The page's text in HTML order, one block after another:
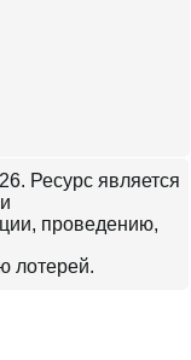
Ресурс является
проведению,
лотерей.